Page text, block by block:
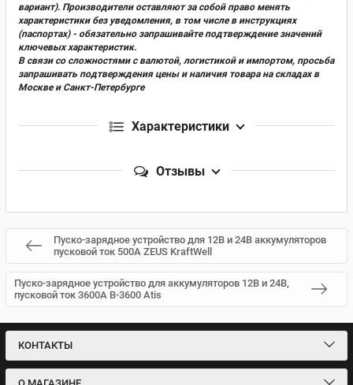
вариант). Производители оставляют за собой право менять
характеристики без уведомления, в том числе в инструкциях
(паспортах) - обязательно запрашивайте подтверждение значений
ключевых характеристик.
В связи со сложностями с валютой, логистикой и импортом, просьба
запрашивать подтверждения цены и наличия товара на складах в
Москве и Санкт-Петербурге
Характеристики
Отзывы
Пуско-зарядное устройство для 12В и 24В аккумуляторов
пусковой ток 500А ZEUS KraftWell
Пуско-зарядное устройство для аккумуляторов 12В и 24В,
пусковой ток 3600A B-3600 Atis
КОНТАКТЫ